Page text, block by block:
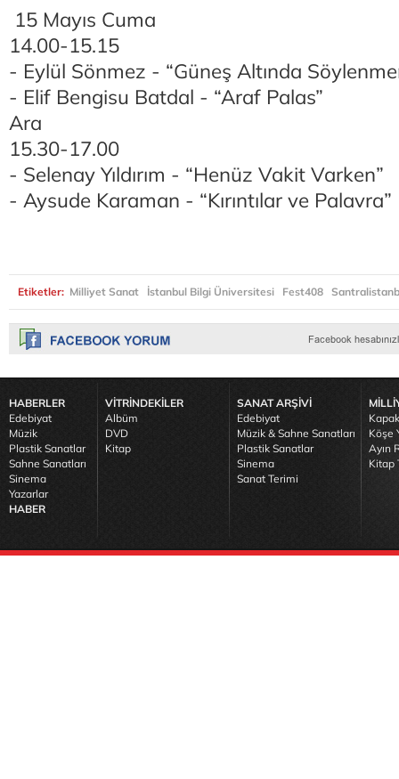
15 Mayıs Cuma
14.00-15.15
- Eylül Sönmez - “Güneş Altında
- Elif Bengisu Batdal - “Araf Palas”
Ara
15.30-17.00
- Selenay Yıldırım - “Henüz Vakit Varken”
- Aysude Karaman - “Kırıntılar ve Palavra”
Etiketler: Milliyet Sanat İstanbul Bilgi Üniversitesi Fest408
HABERLER
Edebiyat
Müzik
Plastik Sanatlar
Sahne Sanatları
Sinema
Yazarlar
HABER
VİTRİNDEKİLER
Albüm
DVD
Kitap
SANAT ARŞİVİ
Edebiyat
Müzik & Sahne Sanatları
Plastik Sanatlar
Sinema
Sanat Terimi
Köşe
Ayın
Kitap